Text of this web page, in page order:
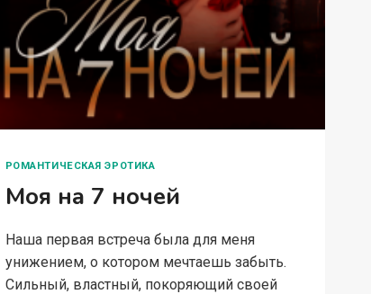
РОМАНТИЧЕСКАЯ ЭРОТИКА
Моя на 7 ночей
Наша первая встреча была для меня
унижением, о котором мечтаешь забыть.
Сильный, властный, покоряющий своей